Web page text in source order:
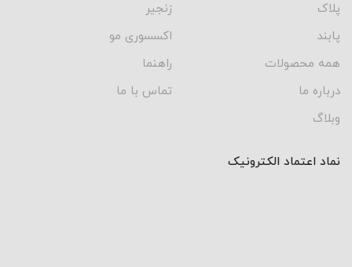
پلاک
زنجیر
پابند
اکسسوری مو
همه محصولات
راهنما
درباره ما
تماس با ما
وبلاگ
نماد اعتماد الکترونیک